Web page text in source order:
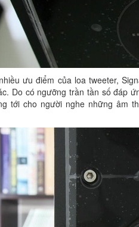
ưu điểm của loa tweeter,
Do có ngưỡng trần tần số đáp
tới cho người nghe những âm